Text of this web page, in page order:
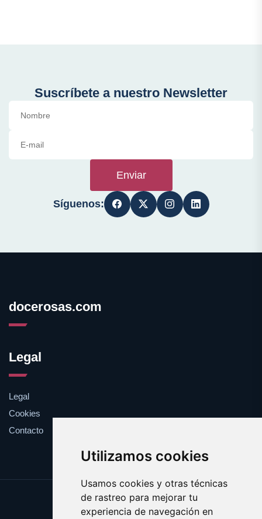
Utilizamos cookies
Usamos cookies y otras técnicas
de rastreo para mejorar tu
experiencia de navegación en
Suscríbete a nuestro Newsletter
Enviar
Síguenos:
docerosas.com
Legal
Legal
Cookies
Contacto
Update cookies preferences